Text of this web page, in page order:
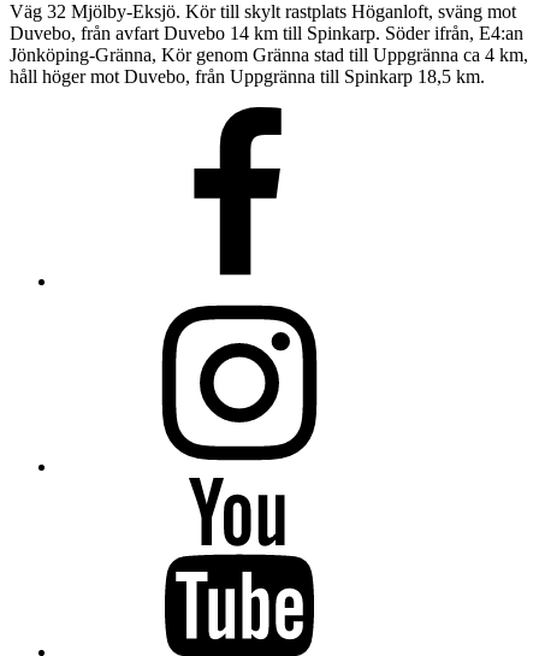
Väg 32 Mjölby-Eksjö. Kör till skylt rastplats Höganloft, sväng mot
Duvebo, från avfart Duvebo 14 km till Spinkarp. Söder ifrån, E4:an
Jönköping-Gränna, Kör genom Gränna stad till Uppgränna ca 4 km,
håll höger mot Duvebo, från Uppgränna till Spinkarp 18,5 km.